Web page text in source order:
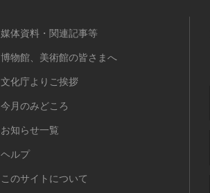
媒体資料・関連記事等
博物館、美術館の皆さまへ
文化庁よりご挨拶
今月のみどころ
お知らせ一覧
ヘルプ
このサイトについて